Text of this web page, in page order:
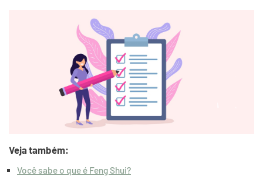
Veja também:
Você sabe o que é Feng Shui?